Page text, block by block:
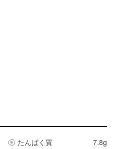
たんぱく質
7.8g